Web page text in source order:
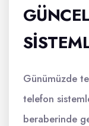
Günümüzde
telefon
beraberinde